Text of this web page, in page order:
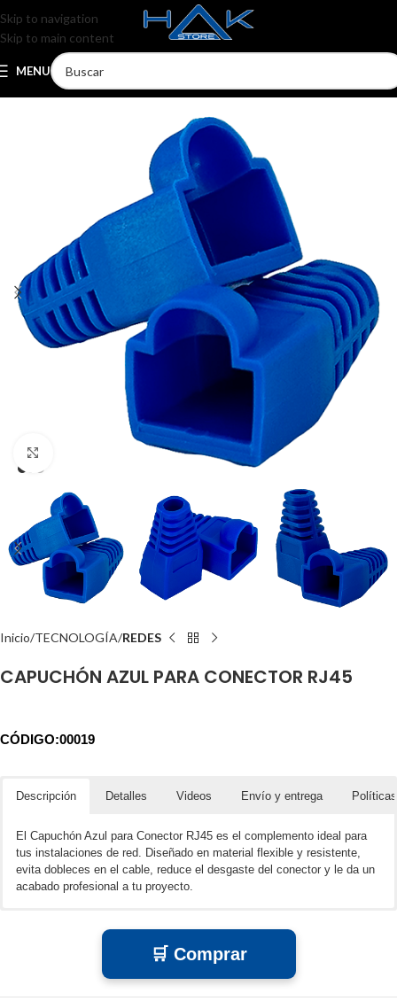
Skip to navigation
Skip to main content
MENU
Inicio TECNOLOGÍA REDES
CAPUCHÓN AZUL PARA CONECTOR RJ45
CÓDIGO:00019
Descripción Detalles Videos Envío y entrega
El Capuchón Azul para Conector RJ45 es el complemento ideal para
tus instalaciones de red. Diseñado en material flexible y resistente,
evita dobleces en el cable, reduce el desgaste del conector y le da un
acabado profesional a tu proyecto.
Compatible con conectores RJ45 estándar
Protege contra polvo, tirones y daños físicos
Color azul ideal para organizar por categoría o uso
🛒 Comprar